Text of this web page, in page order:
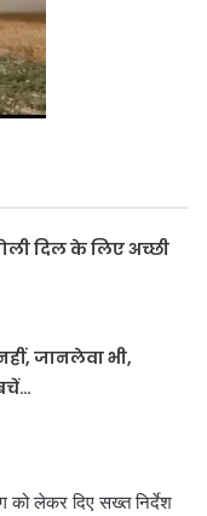
दिल के लिए अच्छी
जानलेवा भी,
लेकर दिए सख्त निर्देश